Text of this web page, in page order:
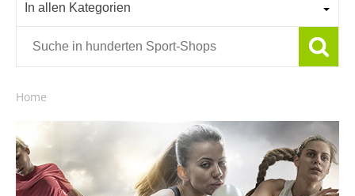
In allen Kategorien
Home